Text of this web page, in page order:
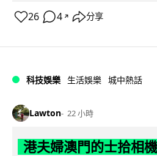
26 4 ↗ 分享
科技娛樂 生活娛樂 城中熱話
Lawton 22 小時
港夫婦澳門的士拾相